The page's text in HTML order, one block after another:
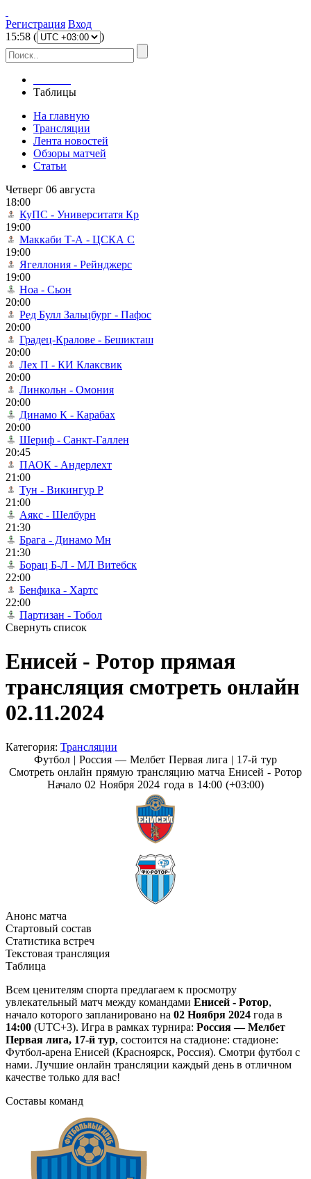
Регистрация Вход
15:58 ( )
Таблицы
На главную
Трансляции
Лента новостей
Обзоры матчей
Статьи
Четверг 06 августа
18:00
КуПС - Университатя Кр
19:00
Маккаби Т-А - ЦСКА С
19:00
Ягеллония - Рейнджерс
19:00
Ноа - Сьон
20:00
Ред Булл Зальцбург - Пафос
20:00
Градец-Кралове - Бешикташ
20:00
Лех П - КИ Клаксвик
20:00
Линкольн - Омония
20:00
Динамо К - Карабах
20:00
Шериф - Санкт-Галлен
20:45
ПАОК - Андерлехт
21:00
Тун - Викингур Р
21:00
Аякс - Шелбурн
21:30
Брага - Динамо Мн
21:30
Борац Б-Л - МЛ Витебск
22:00
Бенфика - Хартс
22:00
Партизан - Тобол
Свернуть список
Енисей - Ротор прямая
трансляция смотреть онлайн
02.11.2024
Категория: Трансляции
Футбол | Россия — Мелбет Первая лига | 17-й тур
Смотреть онлайн прямую трансляцию матча Енисей - Ротор
Начало 02 Ноября 2024 года в 14:00 (+03:00)
Анонс матча
Стартовый состав
Статистика встреч
Текстовая трансляция
Таблица
Всем ценителям спорта предлагаем к просмотру
увлекательный матч между командами Енисей - Ротор,
начало которого запланировано на 02 Ноября 2024 года в
14:00 (UTC+3). Игра в рамках турнира: Россия — Мелбет
Первая лига, 17-й тур, состоится на стадионе: стадионе:
Футбол-арена Енисей (Красноярск, Россия). Смотри футбол с
нами. Лучшие онлайн трансляции каждый день в отличном
качестве только для вас!
Составы команд